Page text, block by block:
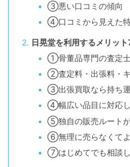
③悪い口コミの傾向
④口コミから見えた
日晃堂を利用するメリット
①骨董品専門の査定
②査定料・出張料・
③出張買取なら持ち
④幅広い品目に対応
⑤独自の販売ルート
⑥無理に売らなくて
⑦はじめてでも相談